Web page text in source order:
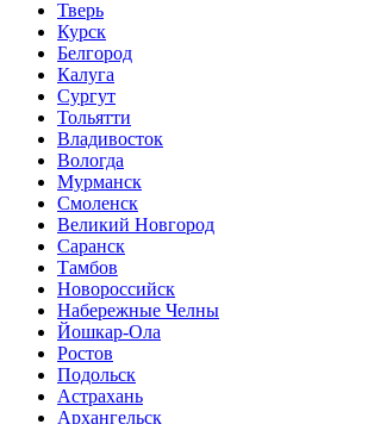
Тверь
Курск
Белгород
Калуга
Сургут
Тольятти
Владивосток
Вологда
Мурманск
Смоленск
Великий Новгород
Саранск
Тамбов
Новороссийск
Набережные Челны
Йошкар-Ола
Ростов
Подольск
Астрахань
Архангельск